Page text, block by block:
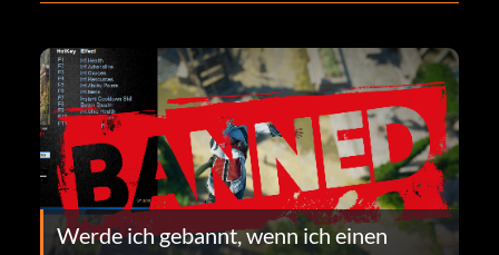
Werde ich gebannt, wenn ich einen